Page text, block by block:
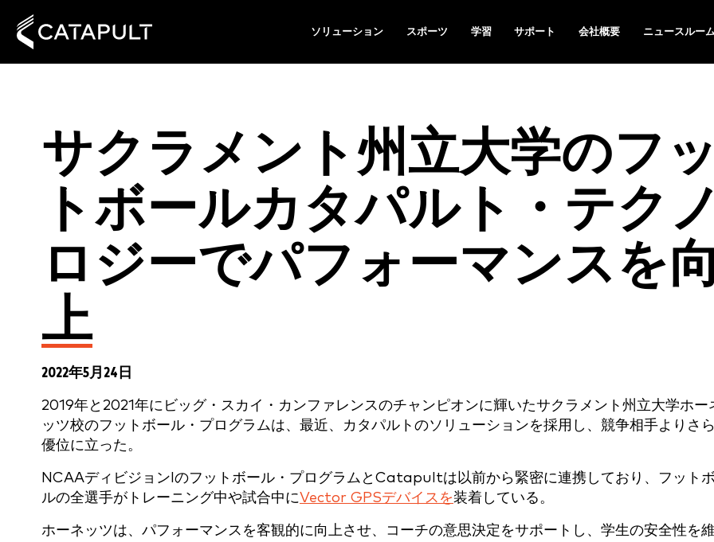
ソリューション スポーツ 学習 サポート 会社概要 ニュースルー
サクラメント州立大学のフ
トボールカタパルト・テク
ロジーでパフォーマンスを
上
2022年5月24日
2019年と2021年にビッグ・スカイ・カンファレンスのチャンピオンに輝いたサクラメント州立大学ホー
ッツ校のフットボール・プログラムは、最近、カタパルトのソリューションを採用し、競争相手よりさ
優位に立った。
NCAAディビジョンIのフットボール・プログラムとCatapultは以前から緊密に連携しており、フット
ルの全選手がトレーニング中や試合中にVector GPSデバイスを装着している。
ホーネッツは、パフォーマンスを客観的に向上させ、コーチの意思決定をサポートし、学生の安全性を